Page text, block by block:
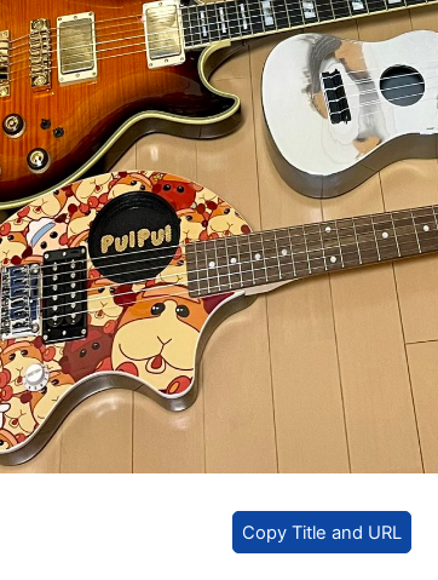
Copy Title and URL